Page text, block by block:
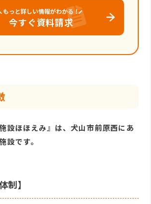
もっと詳しい情報がわかる！
今すぐ資料請求
設ほほえみ』は、犬山市前原西にあ
設です。
制】